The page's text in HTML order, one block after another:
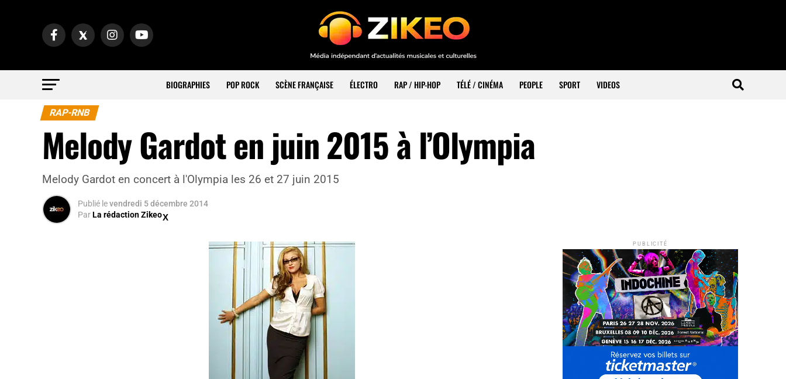
BIOGRAPHIES POP ROCK SCÈNE FRANÇAISE ÉLECTRO RAP / HIP-HOP TÉLÉ / CINÉMA PEOPLE SPORT VIDEOS
RAP-RNB
Melody Gardot en juin 2015 à l’Olympia
Melody Gardot en concert à l'Olympia les 26 et 27 juin 2015
Publié levendredi 5 décembre 2014
ParLa rédaction Zikeo
PUBLICITÉ